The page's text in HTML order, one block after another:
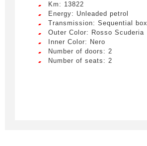
Km: 13822
Energy: Unleaded petrol
Transmission: Sequential box
Outer Color: Rosso Scuderia
Inner Color: Nero
Number of doors: 2
Number of seats: 2